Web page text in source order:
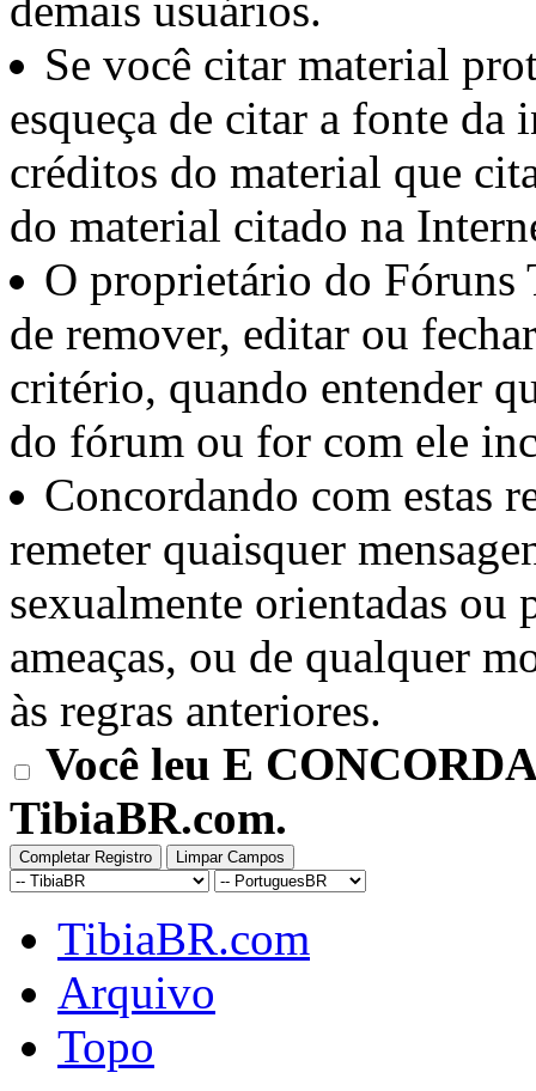
Se você citar material
esqueça de citar a fonte
créditos do material que
do material citado na
O proprietário do Fóruns
de remover, editar ou
critério, quando entender
do fórum ou for com ele
Concordando com estas
remeter quaisquer
sexualmente orientadas ou
ameaças, ou de qualquer
às regras anteriores.
Você leu E
TibiaBR.com.
TibiaBR.com
Arquivo
Topo